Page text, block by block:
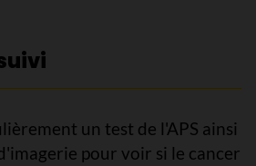
un test de l'APS ainsi
pour voir si le cancer